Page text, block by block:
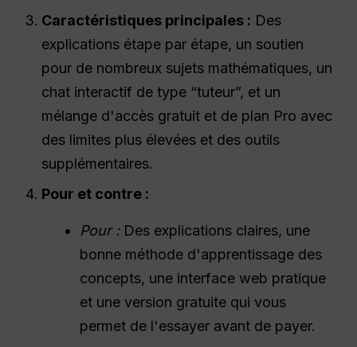
Caractéristiques principales : Des
explications étape par étape, un soutien
pour de nombreux sujets mathématiques, un
chat interactif de type “tuteur”, et un
mélange d'accès gratuit et de plan Pro avec
des limites plus élevées et des outils
supplémentaires.
Pour et contre :
Pour :Des explications claires, une
bonne méthode d'apprentissage des
concepts, une interface web pratique
et une version gratuite qui vous
permet de l'essayer avant de payer.